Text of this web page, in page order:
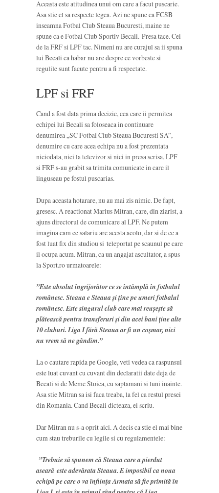
Aceasta este atitudinea unui om care a facut puscarie.
Asa stie el sa respecte legea. Azi ne spune ca FCSB
inseamna Fotbal Club Steaua Bucuresti, maine ne
spune ca e Fotbal Club Sportiv Becali. Presa tace. Cei
de la FRF si LPF tac. Nimeni nu are curajul sa ii spuna
lui Becali ca habar nu are despre ce vorbeste si
regulile sunt facute pentru a fi respectate.
LPF si FRF
Cand a fost data prima decizie, cea care ii permitea
echipei lui Becali sa foloseaca in continuare
denumirea „SC Fotbal Club Steaua Bucuresti SA”,
denumire cu care acea echipa nu a fost prezentata
niciodata, nici la televizor si nici in presa scrisa, LPF
si FRF s-au grabit sa trimita comunicate in care il
linguseau pe fostul puscarias.
Dupa aceasta hotarare, nu au mai zis nimic. De fapt,
gresesc. A reactionat Marius Mitran, care, din ziarist, a
ajuns directorul de comunicare al LPF. Ne putem
imagina cam ce salariu are acesta acolo, dar si de ce a
fost luat fix din studiou si teleportat pe scaunul pe care
il ocupa acum. Mitran, ca un angajat ascultator, a spus
la Sport.ro urmatoarele:
”Este absolut îngrijorător ce se întâmplă în fotbalul
românesc. Steaua e Steaua şi ţine pe umeri fotbalul
românesc. Este singurul club care mai reuşeşte să
plătească pentru transferuri şi din acei bani ţine alte
10 cluburi. Liga I fără Steaua ar fi un coşmar, nici
nu vrem să ne gândim.”
La o cautare rapida pe Google, veti vedea ca raspunsul
este luat cuvant cu cuvant din declaratii date deja de
Becali si de Meme Stoica, cu saptamani si luni inainte.
Asa stie Mitran sa isi faca treaba, la fel ca restul presei
din Romania. Cand Becali dicteaza, ei scriu.
Dar Mitran nu s-a oprit aici. A decis ca stie el mai bine
cum stau treburile cu legile si cu regulamentele:
”Trebuie să spunem că Steaua care a pierdut
aseară este adevărata Steaua. E imposibil ca noua
echipă pe care o va înfiinţa Armata să fie primită în